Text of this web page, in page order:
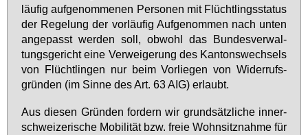
läu­fig auf­ge­nom­me­nen Per­so­nen mit Flücht­lings­sta­tus
der Re­ge­lung der vor­läu­fig Auf­ge­nom­men nach un­ten
an­ge­passt wer­den soll, ob­wohl das Bun­des­ver­wal­
tungs­ge­richt ei­ne Ver­wei­ge­rung des Kan­tons­wech­sels
von Flücht­lin­gen nur beim Vor­lie­gen von Wi­der­rufs­
grün­den (im Sin­ne des Art. 63 AIG) er­laubt.
Aus die­sen Grün­den for­dern wir grund­sätz­li­che in­ner­
schwei­ze­ri­sche Mo­bi­li­tät bzw. freie Wohn­sitz­nah­me für